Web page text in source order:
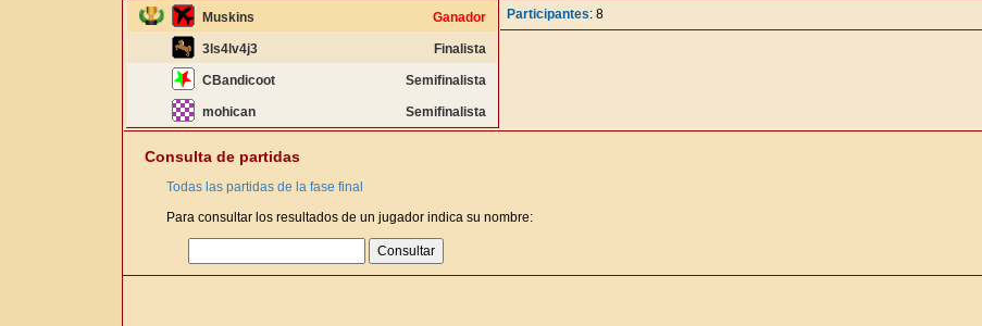
Muskins Ganador
3ls4lv4j3 Finalista
CBandicoot Semifinalista
mohican Semifinalista
Participantes: 8
Consulta de partidas
Todas las partidas de la fase final
Para consultar los resultados de un jugador indica su nombre: